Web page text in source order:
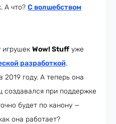
А что? С волшебством
игрушек Wow! Stuff уже
разработкой.
году. А теперь она
создавался при поддержке
будет по канону —
она работает?